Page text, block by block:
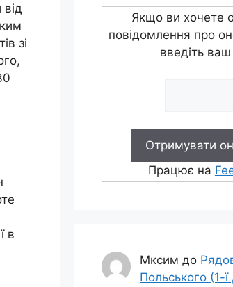
зі
в
Якщо ви хочете
повідомлення про
введіть
Працює на
Мксим до
Польського (1-ї